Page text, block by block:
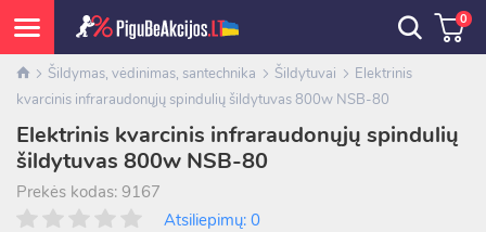
0
Šildymas, vėdinimas, santechnika Šildytuvai
Elektrinis
kvarcinis infraraudonųjų spindulių šildytuvas 800w NSB-80
Elektrinis kvarcinis infraraudonųjų spindulių
šildytuvas 800w NSB-80
Prekės kodas: 9167
Atsiliepimų: 0